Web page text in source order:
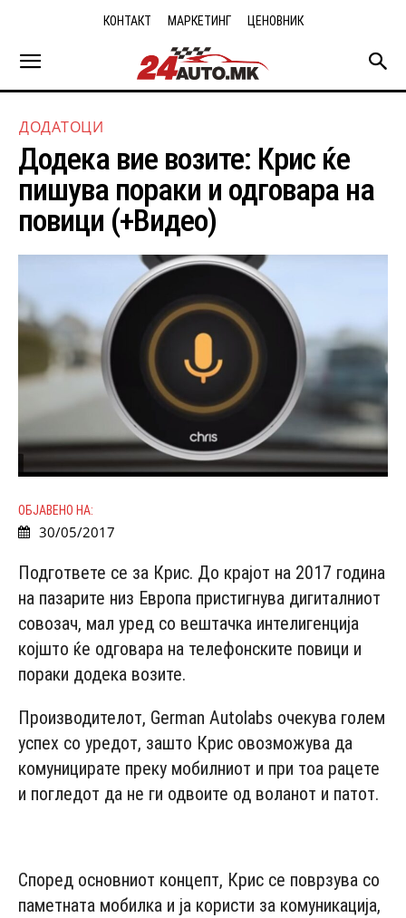
КОНТАКТ МАРКЕТИНГ ЦЕНОВНИК
ДОДАТОЦИ
Додека вие возите: Крис ќе
пишува пораки и одговара на
повици (+Видео)
ОБЈАВЕНО НА:
30/05/2017
Подгответе се за Крис. До крајот на 2017 година
на пазарите низ Европа пристигнува дигиталниот
совозач, мал уред со вештачка интелигенција
којшто ќе одговара на телефонските повици и
пораки додека возите.
Производителот, German Autolabs очекува голем
успех со уредот, зашто Крис овозможува да
комуницирате преку мобилниот и при тоа рацете
и погледот да не ги одвоите од воланот и патот.
Според основниот концепт, Крис се поврзува со
паметната мобилка и ја користи за комуникација,